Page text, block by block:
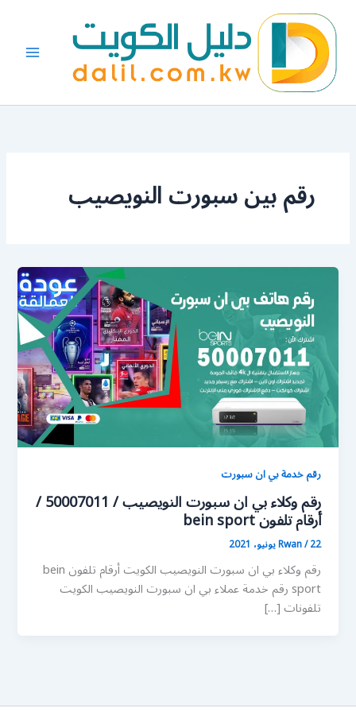
المحتوى
رقم بين سبورت النويصيب
رقم خدمة بي ان سبورت
رقم وكلاء بي ان سبورت النويصيب / 50007011 /
أرقام تلفون bein sport
Rwan/22 يونيو، 2021
رقم وكلاء بي ان سبورت النويصيب الكويت أرقام تلفون bein
sport رقم خدمة عملاء بي ان سبورت النويصيب الكويت
تلفونات […]